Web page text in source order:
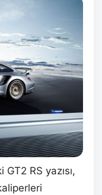
RS yazısı,